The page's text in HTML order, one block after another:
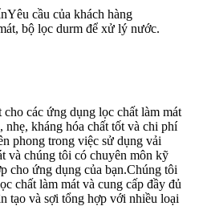
cầu của khách hàng
bộ lọc durm để xử lý nước.
các ứng dụng lọc chất làm mát
kháng hóa chất tốt và chi phí
phong trong việc sử dụng vải
và chúng tôi có chuyên môn kỹ
cho ứng dụng của bạn.Chúng tôi
chất làm mát và cung cấp đầy đủ
tạo và sợi tổng hợp với nhiều loại